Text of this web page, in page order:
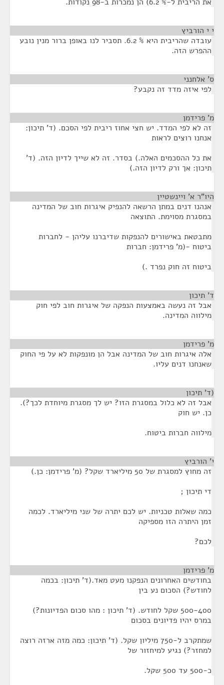
י י הורביץ
עובדה שהריבית היא % 6.2. תסביר לנו באופן ברור מנין נובע
ההפרש הזה.
ס' אלחנני
לפי איזה מדד זה נקבע?
מ' פרידמן
זה לא לפי המדד. יש חצי אחוז ריבית לפי הסכם. (ד' תיכון:
אנחנו רוצים לראות
את כל ההסכמים האלה.) בסדר. זה לא שייך לדיון הזה. (ד'
תיכון: אך ורק לדיון הזה.)
היו"ר א' ויינשטיין
אנהנו דנים במתן הרשאה להנפיק איגרות חוב של המדינה
במסגרת מסוימת. התוצאה
מתבטאת באישורים להנפקות שדיברנו עליהן - לחברות
ביטוח -(מ' פרידמן: חברות
ביטוח זה חוק נפרד .)
ד' תיכון
אבל זה נעשה באמצעות הנפקה של איגרות חוב לפי חוק
מילווה המדינה.
מ' פרידמן
אלה איגרות חוב של המדינה אבל הן מונפקות לא על פי החוק
שאנחנו דנים עליו.
(ד' תיכון
אבל זה לא כלול במסגרת הזו? יש לך מסגרת מיוחדת לכך?).
כן. יש חוק
מילווה חברות ביטוח.
י' הורביץ
זה מחוץ למסגרת של 50 מיליארד שקל? (מ' פרידמן: כן.)
די תיכון ;
כמה שאלות טכניות. יש לכם יתרה של שני מיליארד. לכמה
זמן היתרה הזו מספיקה
לכם?
מ' פרידמן
בחודשים האחרונים הנפקנו מעט מאד.(ד' תיכון: בכמה
לחודש?) הסכום נע בין
500-400 שקל לחודש. (ד' תיכון : מהו סכום הפדיונות?)
במרס יהיו פדיונים בסכום
שמתקרב ל-750 מיליון שקל. (ד' תיכון: כמה מזה ארזה רוצה
למחזר?) נגיע למיחזור של
כ-500 עד 500 שקל.